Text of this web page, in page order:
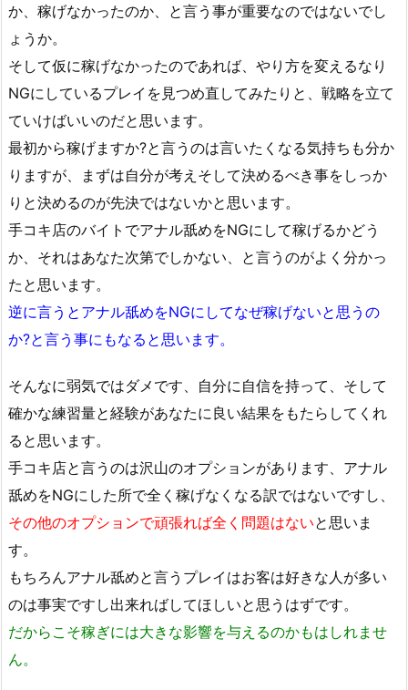
か、稼げなかったのか、と言う事が重要なのではないでし
ょうか。
そして仮に稼げなかったのであれば、やり方を変えるなり
NGにしているプレイを見つめ直してみたりと、戦略を立て
ていけばいいのだと思います。
最初から稼げますか?と言うのは言いたくなる気持ちも分か
りますが、まずは自分が考えそして決めるべき事をしっか
りと決めるのが先決ではないかと思います。
手コキ店のバイトでアナル舐めをNGにして稼げるかどう
か、それはあなた次第でしかない、と言うのがよく分かっ
たと思います。
逆に言うとアナル舐めをNGにしてなぜ稼げないと思うの
か?と言う事にもなると思います。
そんなに弱気ではダメです、自分に自信を持って、そして
確かな練習量と経験があなたに良い結果をもたらしてくれ
ると思います。
手コキ店と言うのは沢山のオプションがあります、アナル
舐めをNGにした所で全く稼げなくなる訳ではないですし、
その他のオプションで頑張れば全く問題はないと思いま
す。
もちろんアナル舐めと言うプレイはお客は好きな人が多い
のは事実ですし出来ればしてほしいと思うはずです。
だからこそ稼ぎには大きな影響を与えるのかもはしれませ
ん。